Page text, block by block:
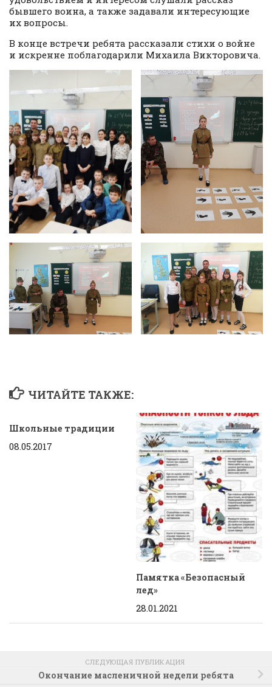
бывшего воина, а также задавали интересующие
их вопросы.
В конце встречи ребята рассказали стихи о войне
и искренне поблагодарили Михаила Викторовича.
ЧИТАЙТЕ ТАКЖЕ:
Школьные традиции
08.05.2017
Памятка «Безопасный
лед»
28.01.2021
СЛЕДУЮЩАЯ ПУБЛИКАЦИЯ
Окончание масленичной недели ребята